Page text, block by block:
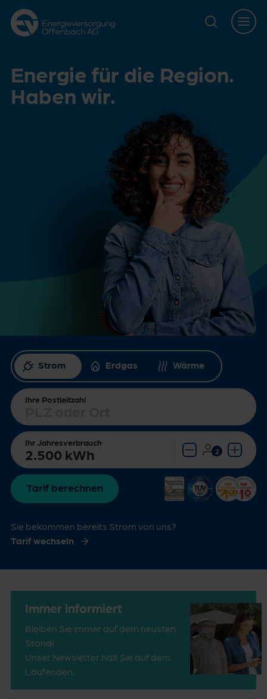
Zur Hauptnavigation springen
Zur Servicelasche springen
Zum Hauptinhalt springen
Zur Footernavigation springen
Energie für die Region.
Haben wir.
Strom Erdgas Wärme
Ihre Postleitzahl
Ihr Jahresverbrauch
Bei Bedarf korrigieren.
Tarif berechnen
Sie bekommen bereits Strom von uns?
Tarif wechseln
Immer informiert
Bleiben Sie immer auf dem neusten
Stand!
Unser Newsletter hält Sie auf dem
Laufenden.